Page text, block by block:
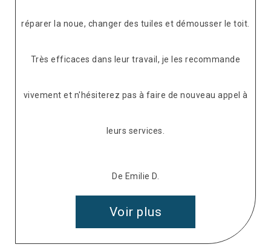
réparer la noue, changer des tuiles et démousser le toit.
Très efficaces dans leur travail, je les recommande
vivement et n'hésiterez pas à faire de nouveau appel à
leurs services.
De Emilie D.
Voir plus